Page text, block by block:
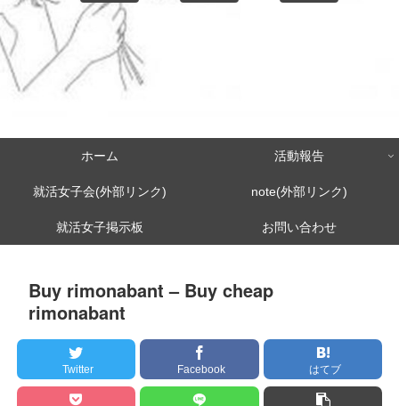
ホーム 活動報告
就活女子会(外部リンク) note(外部リンク)
就活女子掲示板 お問い合わせ
Buy rimonabant – Buy cheap
rimonabant
Twitter Facebook はてブ